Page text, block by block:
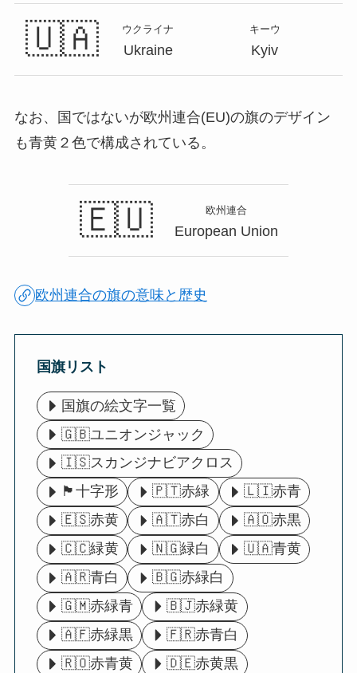
🇺🇦 ウクライナ
Ukraine
キーウ
Kyiv
なお、国ではないが欧州連合(EU)の旗のデザイン
も青黄２色で構成されている。
🇪🇺 欧州連合
European Union
欧州連合の旗の意味と歴史
国旗リスト
国旗の絵文字一覧
🇬🇧ユニオンジャック
🇮🇸スカンジナビアクロス
🏴󠁧󠁢󠁥󠁮󠁧󠁿十字形
🇵🇹赤緑
🇱🇮赤青
🇪🇸赤黄
🇦🇹赤白
🇦🇴赤黒
🇨🇨緑黄
🇳🇬緑白
🇺🇦青黄
🇦🇷青白
🇧🇬赤緑白
🇬🇲赤緑青
🇧🇯赤緑黄
🇦🇫赤緑黒
🇫🇷赤青白
🇷🇴赤青黄
🇩🇪赤黄黒